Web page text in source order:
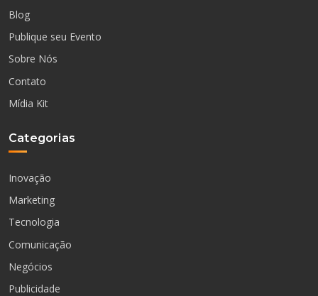
Blog
Publique seu Evento
Sobre Nós
Contato
Mídia Kit
Categorias
Inovação
Marketing
Tecnologia
Comunicação
Negócios
Publicidade